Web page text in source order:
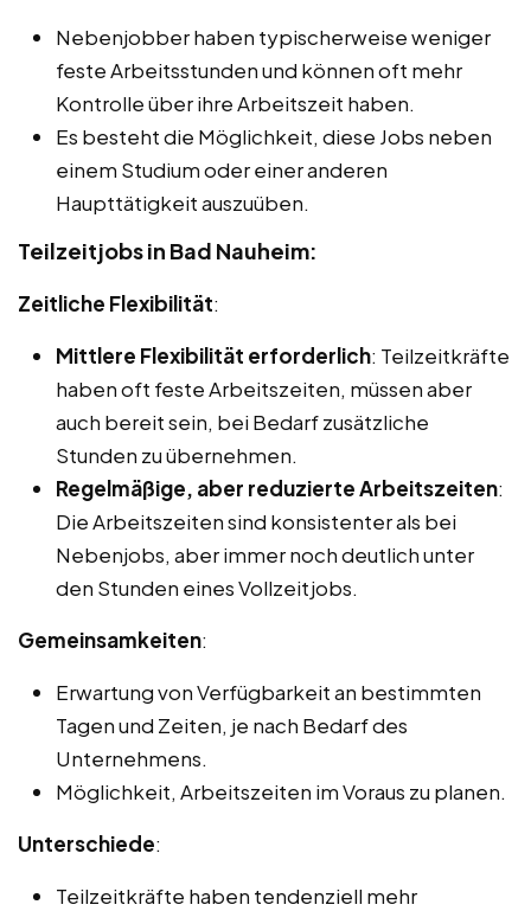
Nebenjobber haben typischerweise weniger
feste Arbeitsstunden und können oft mehr
Kontrolle über ihre Arbeitszeit haben.
Es besteht die Möglichkeit, diese Jobs neben
einem Studium oder einer anderen
Haupttätigkeit auszuüben.
Teilzeitjobs in Bad Nauheim:
Zeitliche Flexibilität:
Mittlere Flexibilität erforderlich: Teilzeitkräfte
haben oft feste Arbeitszeiten, müssen aber
auch bereit sein, bei Bedarf zusätzliche
Stunden zu übernehmen.
Regelmäßige, aber reduzierte Arbeitszeiten:
Die Arbeitszeiten sind konsistenter als bei
Nebenjobs, aber immer noch deutlich unter
den Stunden eines Vollzeitjobs.
Gemeinsamkeiten:
Erwartung von Verfügbarkeit an bestimmten
Tagen und Zeiten, je nach Bedarf des
Unternehmens.
Möglichkeit, Arbeitszeiten im Voraus zu planen.
Unterschiede:
Teilzeitkräfte haben tendenziell mehr